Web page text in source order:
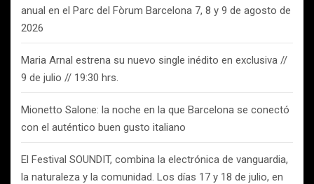
anual en el Parc del Fòrum Barcelona 7, 8 y 9 de agosto de
2026
Maria Arnal estrena su nuevo single inédito en exclusiva //
9 de julio // 19:30 hrs.
Mionetto Salone: la noche en la que Barcelona se conectó
con el auténtico buen gusto italiano
El Festival SOUNDIT, combina la electrónica de vanguardia,
la naturaleza y la comunidad. Los días 17 y 18 de julio, en